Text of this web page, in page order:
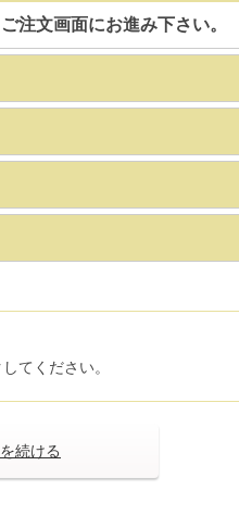
注文画面にお進み下さい。
てください。